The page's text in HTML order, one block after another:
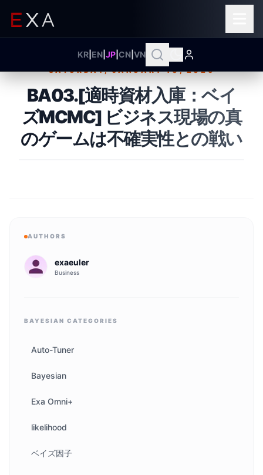
KR EN JP CN VN
Published on
SATURDAY, JANUARY 10, 2026
BA03.[適時資材入庫：ベイ
ズMCMC] ビジネス現場の真
のゲームは不確実性との戦い
AUTHORS
exaeuler
Business
BAYESIAN CATEGORIES
Auto-Tuner
Bayesian
Exa Omni+
likelihood
ベイズ因子